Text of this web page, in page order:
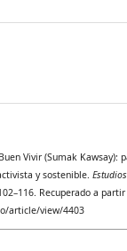
Vivir (Sumak Kawsay):
y sostenible.
Recuperado a
article/view/4403